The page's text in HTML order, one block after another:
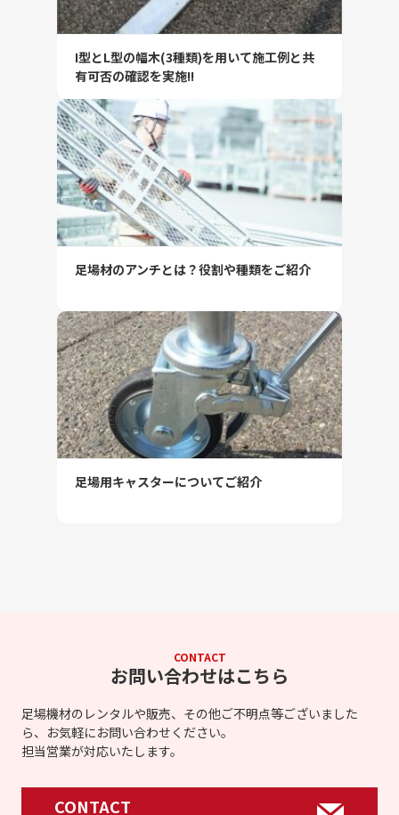
I型とL型の幅木(3種類)を用いて施工例と共
有可否の確認を実施!!
足場材のアンチとは？役割や種類をご紹介
足場用キャスターについてご紹介
CONTACT
お問い合わせはこちら
足場機材のレンタルや販売、その他ご不明点等ございました
ら、お気軽にお問い合わせください。
担当営業が対応いたします。
CONTACT